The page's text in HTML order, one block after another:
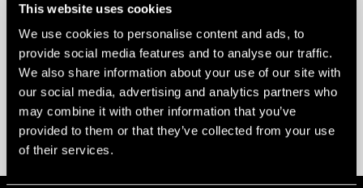
This website uses cookies
We use cookies to personalise content and ads, to
provide social media features and to analyse our traffic.
We also share information about your use of our site with
our social media, advertising and analytics partners who
may combine it with other information that you’ve
provided to them or that they’ve collected from your use
of their services.
Representatives
AZJA
EUROPA
BLISKI WSCHÓD
AMERYKA PÓŁNOCNA